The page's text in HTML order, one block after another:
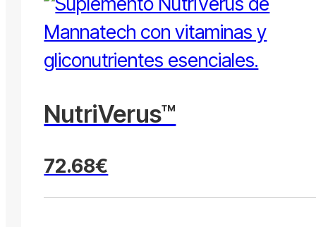
NutriVerus™
72.68€